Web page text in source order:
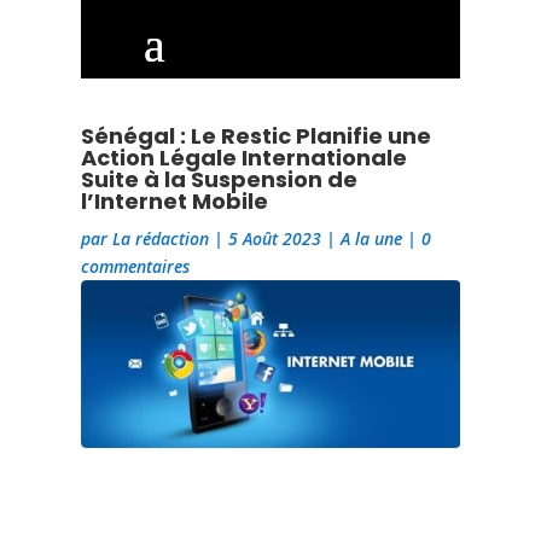
Sénégal : Le Restic Planifie une
Action Légale Internationale
Suite à la Suspension de
l’Internet Mobile
parLa rédaction |5 Août 2023 |A la une |0
commentaires